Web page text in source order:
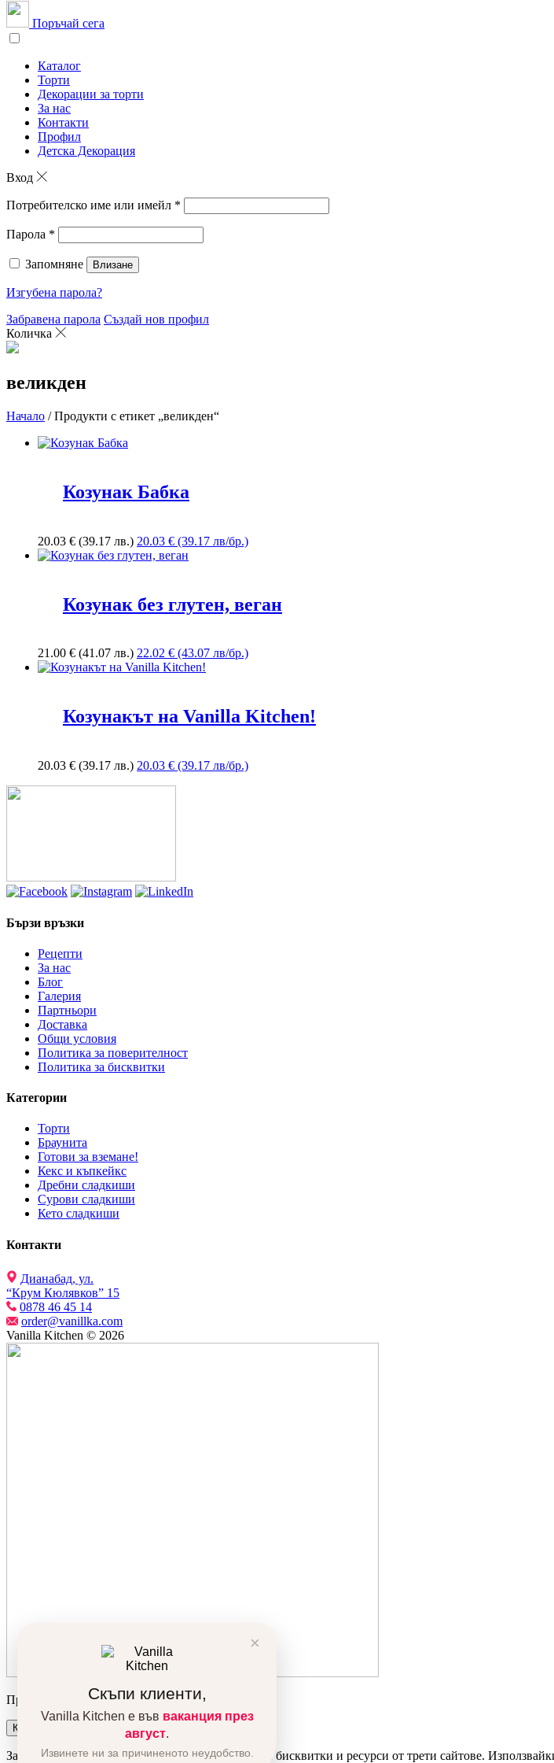
Поръчай сега
Каталог
Торти
Декорации за торти
За нас
Контакти
Профил
Детска Декорация
Вход
Потребителско име или имейл *
Парола *
Запомняне Влизане
Изгубена парола?
Забравена парола Създай нов профил
Количка
великден
Начало / Продукти с етикет „великден“
Козунак Бабка
20.03 € (39.17 лв.) 20.03 € (39.17 лв/бр.)
Козунак без глутен, веган
21.00 € (41.07 лв.) 22.02 € (43.07 лв/бр.)
Козунакът на Vanilla Kitchen!
20.03 € (39.17 лв.) 20.03 € (39.17 лв/бр.)
Бързи връзки
Рецепти
За нас
Блог
Галерия
Партньори
Доставка
Общи условия
Политика за поверителност
Политика за бисквитки
Категории
Торти
Браунита
Готови за вземане!
Кекс и къпкейкс
Дребни сладкиши
Сурови сладкиши
Кето сладкиши
Контакти
Дианабад, ул.
“Крум Кюлявков” 15
0878 46 45 14
order@vanillka.com
Vanilla Kitchen © 2026
×
Скъпи клиенти,
Vanilla Kitchen е във ваканция през
август.
Извинете ни за причиненото неудобство.
Продуктът беше добавен в количката ви!
Количка
За да подобрим вашето преживяване, използваме бисквитки и ресурси от трети сайтове.